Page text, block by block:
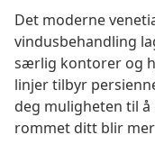
Det moderne
vindusbehandling
særlig kontorer og
linjer tilbyr
deg muligheten til
rommet ditt blir